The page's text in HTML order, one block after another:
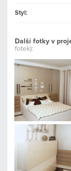
Styl:
Další fotky v
fotek):